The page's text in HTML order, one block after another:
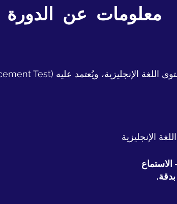
معلومات عن الدورة
الإنجليزية
الاستماع